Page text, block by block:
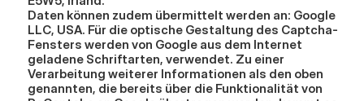
Daten können zudem übermittelt werden an: Google
LLC, USA. Für die optische Gestaltung des Captcha-
Fensters werden von Google aus dem Internet
geladene Schriftarten, verwendet. Zu einer
Verarbeitung weiterer Informationen als den oben
genannten, die bereits über die Funktionalität von